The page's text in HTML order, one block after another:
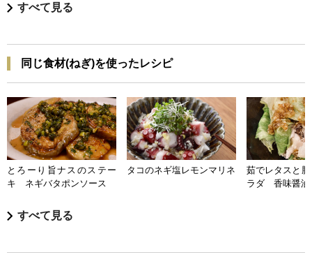
すべて見る
同じ食材(ねぎ)を使ったレシピ
とろーり旨ナスのステー
キ ネギバタポンソース
タコのネギ塩レモンマリネ
茹でレタスと
ラダ 香味醤油
すべて見る